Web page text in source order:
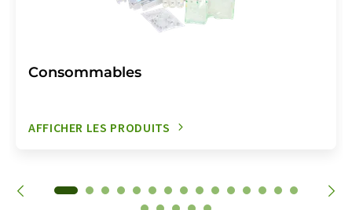
Consommables
AFFICHER LES PRODUITS